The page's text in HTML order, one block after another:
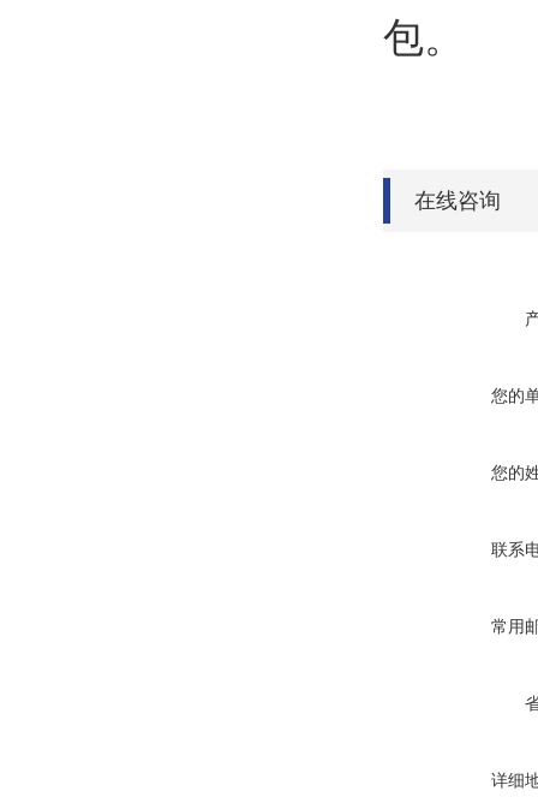
包。
在线咨询
您的
您的
联系
常用
详细